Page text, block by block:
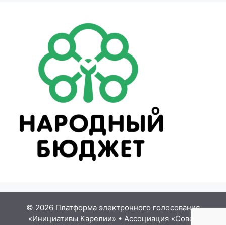
© 2026 Платформа электронного голосования
«Инициативы Карелии» • Ассоциация «Совет